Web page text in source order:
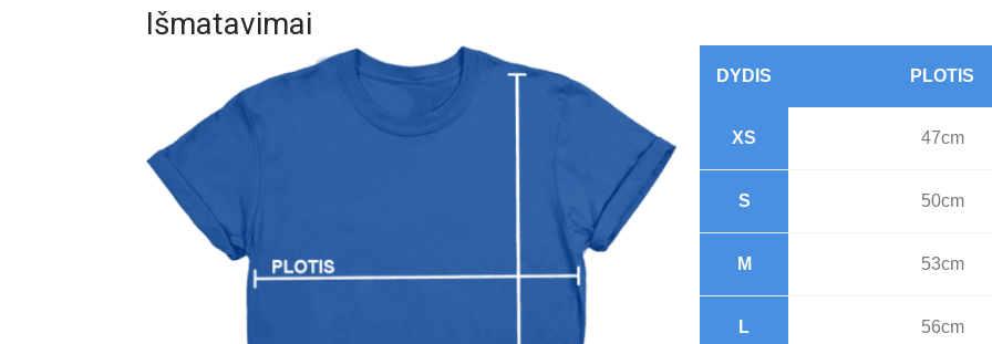
Išmatavimai
DYDIS PLOTIS
XS 47cm
S 50cm
M 53cm
L 56cm